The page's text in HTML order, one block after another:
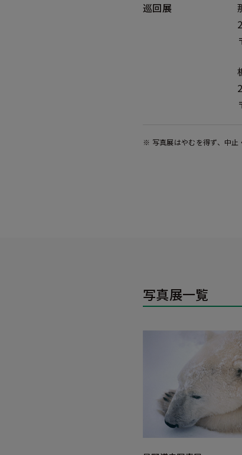
巡回展
※ 写真展はやむを得ず、中止
写真展一覧